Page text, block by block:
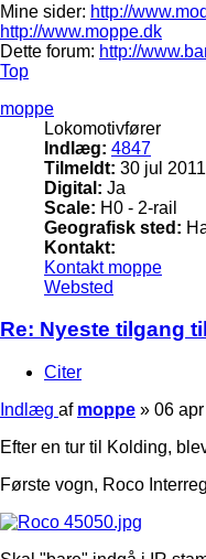
Mine sider: http://
http://www.moppe.dk
Dette forum: http://
Top
moppe
Lokomotivfører
Indlæg: 4847
Tilmeldt: 30 jul
Digital: Ja
Scale: H0 - 2-rail
Geografisk sted:
Kontakt:
Kontakt moppe
Websted
Re: Nyeste tilgang
Citer
Indlæg af moppe » 06
Efter en tur til Kolding,
Første vogn, Roco